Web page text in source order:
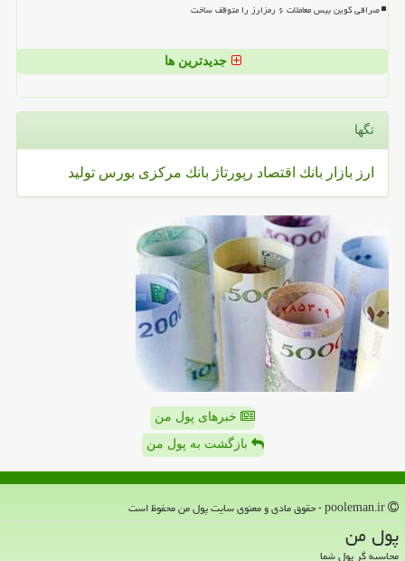
صرافی کوین بیس معاملات ۶ رمزارز را متوقف ساخت
جدیدترین ها
تگها
ارز بازار بانك اقتصاد رپورتاژ بانك مركزی بورس تولید
خبرهای پول من
بازگشت به پول من
پول من
محاسبه گر پول شما